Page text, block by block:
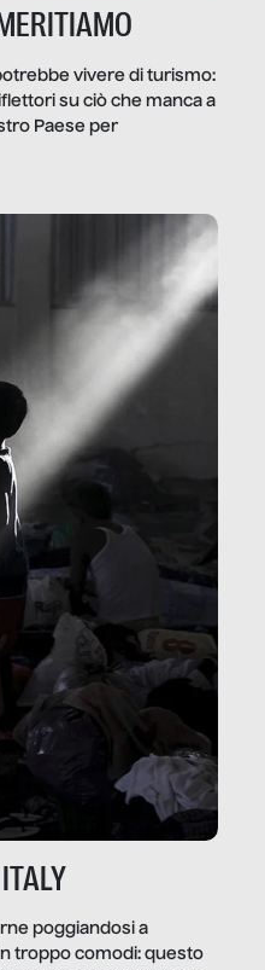
vivere di turismo:
su ciò che manca a
Paese per
poggiandosi a
troppo comodi: questo